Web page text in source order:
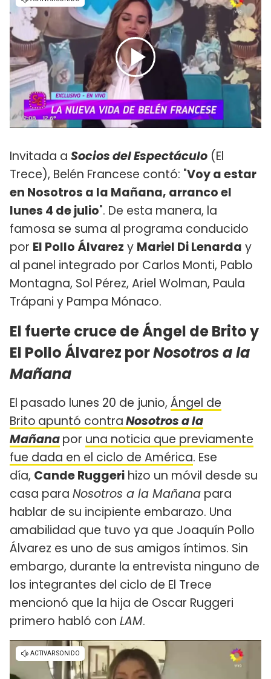
Invitada a Socios del Espectáculo (El
Trece), Belén Francese contó: "Voy a estar
en Nosotros a la Mañana, arranco el
lunes 4 de julio". De esta manera, la
famosa se suma al programa conducido
por El Pollo Álvarez y Mariel Di Lenarda y
al panel integrado por Carlos Monti, Pablo
Montagna, Sol Pérez, Ariel Wolman, Paula
Trápani y Pampa Mónaco.
El fuerte cruce de Ángel de Brito y
El Pollo Álvarez porNosotros a la
Mañana
El pasado lunes 20 de junio, Ángel de
Brito apuntó contraNosotros a la
Mañanapor una noticia que previamente
fue dada en el ciclo de América. Ese
día, Cande Ruggeri hizo un móvil desde su
casa para Nosotros a la Mañana para
hablar de su incipiente embarazo. Una
amabilidad que tuvo ya que Joaquín Pollo
Álvarez es uno de sus amigos íntimos. Sin
embargo, durante la entrevista ninguno de
los integrantes del ciclo de El Trece
mencionó que la hija de Oscar Ruggeri
primero habló con LAM.